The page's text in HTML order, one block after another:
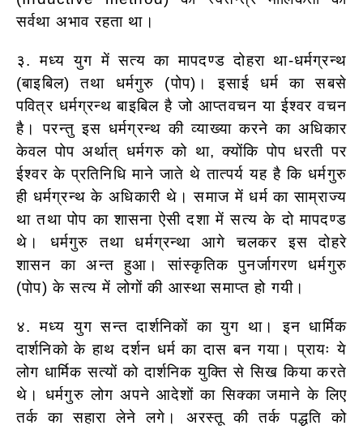
सर्वथा अभाव रहता था।
३. मध्य युग में सत्य का मापदण्ड दोहरा था-धर्मग्रन्थ
(बाइबिल) तथा धर्मगुरु (पोप)। इसाई धर्म का सबसे
पवित्र धर्मग्रन्थ बाइबिल है जो आप्तवचन या ईश्वर वचन
है। परन्तु इस धर्मग्रन्थ की व्याख्या करने का अधिकार
केवल पोप अर्थात् धर्मगरु को था, क्योंकि पोप धरती पर
ईश्वर के प्रतिनिधि माने जाते थे तात्पर्य यह है कि धर्मगुरु
ही धर्मग्रन्थ के अधिकारी थे। समाज में धर्म का साम्राज्य
था तथा पोप का शासना ऐसी दशा में सत्य के दो मापदण्ड
थे। धर्मगुरु तथा धर्मग्रन्था आगे चलकर इस दोहरे
शासन का अन्त हुआ। सांस्कृतिक पुनर्जागरण धर्मगुरु
(पोप) के सत्य में लोगों की आस्था समाप्त हो गयी।
४. मध्य युग सन्त दार्शनिकों का युग था। इन धार्मिक
दार्शनिको के हाथ दर्शन धर्म का दास बन गया। प्रायः ये
लोग धार्मिक सत्यों को दार्शनिक युक्ति से सिख किया करते
थे। धर्मगुरु लोग अपने आदेशों का सिक्का जमाने के लिए
तर्क का सहारा लेने लगे। अरस्तू की तर्क पद्धति को